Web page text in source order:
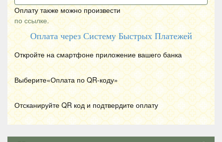
Оплату также можно произвести
по ссылке.
Оплата через Систему Быстрых Платежей
Откройте на смартфоне приложение вашего банка
Выберите«Оплата по QR-коду»
Отсканируйте QR код и подтвердите оплату